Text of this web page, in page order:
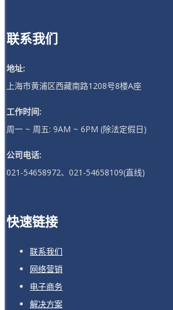
联系我们
地址:
上海市黄浦区西藏南路1208号8楼A座
工作时间:
周一 ~ 周五: 9AM ~ 6PM (除法定假日)
公司电话:
021-54658972、021-54658109(直线)
快速链接
联系我们
网络营销
电子商务
解决方案